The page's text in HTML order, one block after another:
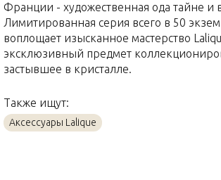
Объем / Размер
16,5см
Франции - художественная ода тайне и
Лимитированная серия всего в 50
воплощает изысканное мастерство
эксклюзивный предмет
застывшее в кристалле.
Также ищут:
Аксессуары Lalique